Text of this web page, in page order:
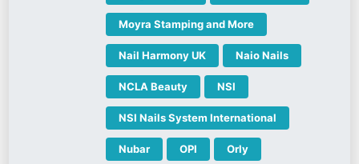
Moyra Stamping and More
Nail Harmony UK Naio Nails
NCLA Beauty NSI
NSI Nails System International
Nubar OPI Orly